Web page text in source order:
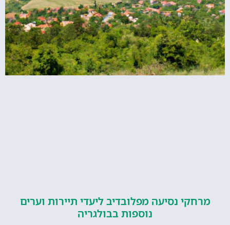
נסיעה מפלובדיב ליעדי תיירות וערים
נוספות בבולגריה